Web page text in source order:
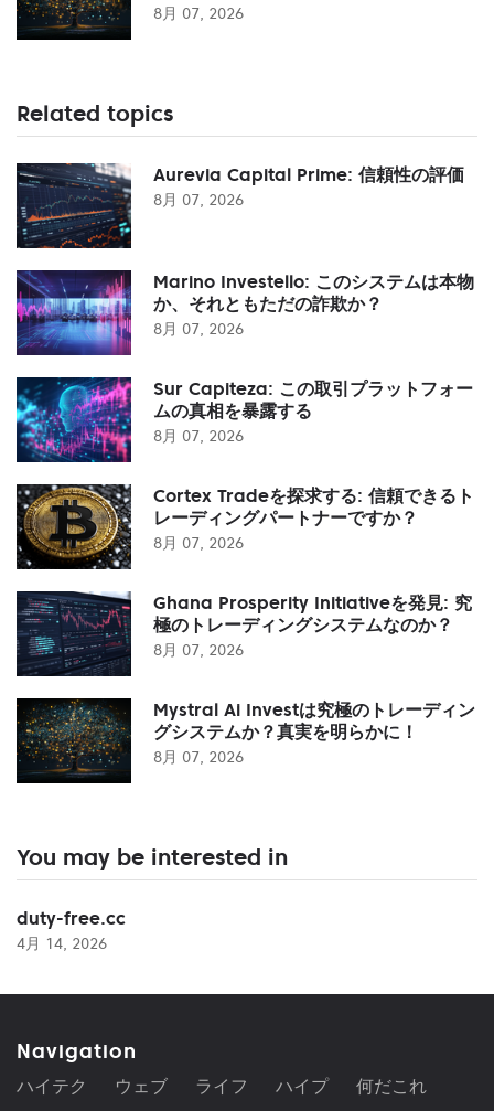
8月 07, 2026
Related topics
Aurevia Capital Prime: 信頼性の評価
8月 07, 2026
Marino Investello: このシステムは本物
か、それともただの詐欺か？
8月 07, 2026
Sur Capiteza: この取引プラットフォー
ムの真相を暴露する
8月 07, 2026
Cortex Tradeを探求する: 信頼できるト
レーディングパートナーですか？
8月 07, 2026
Ghana Prosperity Initiativeを発見: 究
極のトレーディングシステムなのか？
8月 07, 2026
Mystral Ai Investは究極のトレーディン
グシステムか？真実を明らかに！
8月 07, 2026
You may be interested in
duty-free.cc
4月 14, 2026
Navigation
ハイテク ウェブ ライフ ハイプ 何だこれ